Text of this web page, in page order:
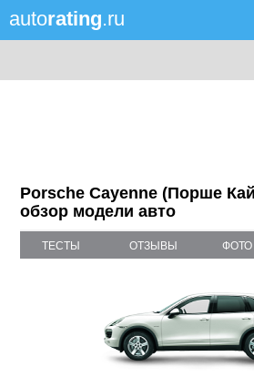
autorating.ru
Porsche Cayenne (Порше
обзор модели авто
ТЕСТЫ ОТЗЫВЫ ФОТО